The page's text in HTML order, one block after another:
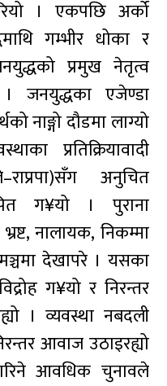
। एकपछि अर्को
गम्भीर धोका र
प्रमुख नेतृत्व
जनयुद्धका एजेण्डा
नाङ्गो दौडमा लाग्यो
प्रतिक्रियावादी
अनुचित
ग¥यो । पुराना
नालायक, निकम्मा
देखापरे । यसका
ग¥यो र निरन्तर
। व्यवस्था नबदली
आवाज उठाइरह्यो
आवधिक चुनावले